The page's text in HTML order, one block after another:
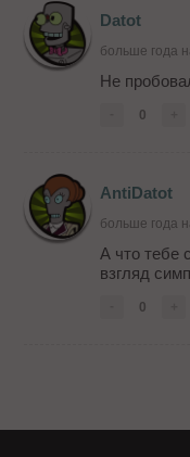
Datot
больше года
Не
0
AntiDatot
больше года
А что тебе
взгляд
0